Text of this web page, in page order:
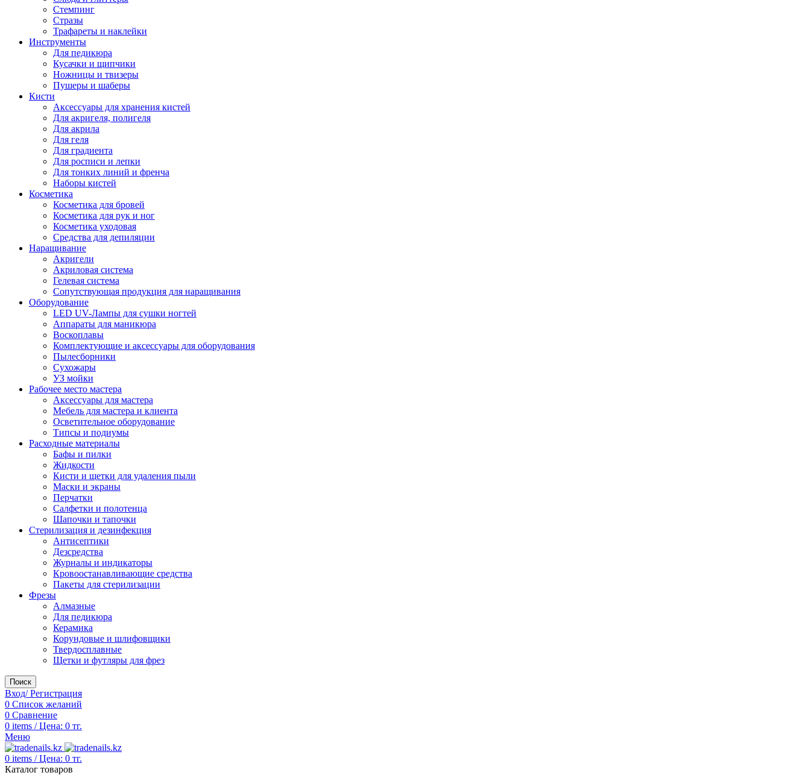
Стемпинг
Стразы
Трафареты и наклейки
Инструменты
Для педикюра
Кусачки и щипчики
Ножницы и твизеры
Пушеры и шаберы
Кисти
Аксессуары для хранения кистей
Для акригеля, полигеля
Для акрила
Для геля
Для градиента
Для росписи и лепки
Для тонких линий и френча
Наборы кистей
Косметика
Косметика для бровей
Косметика для рук и ног
Косметика уходовая
Средства для депиляции
Наращивание
Акригели
Акриловая система
Гелевая система
Сопутствующая продукция для наращивания
Оборудование
LED UV-Лампы для сушки ногтей
Аппараты для маникюра
Воскоплавы
Комплектующие и аксессуары для оборудования
Пылесборники
Сухожары
УЗ мойки
Рабочее место мастера
Аксессуары для мастера
Мебель для мастера и клиента
Осветительное оборудование
Типсы и подиумы
Расходные материалы
Бафы и пилки
Жидкости
Кисти и щетки для удаления пыли
Маски и экраны
Перчатки
Салфетки и полотенца
Шапочки и тапочки
Стерилизация и дезинфекция
Антисептики
Дезсредства
Журналы и индикаторы
Кровоостанавливающие средства
Пакеты для стерилизации
Фрезы
Алмазные
Для педикюра
Керамика
Корундовые и шлифовщики
Твердосплавные
Щетки и футляры для фрез
Поиск
Вход/ Регистрация
0 Список желаний
0 Сравнение
0 items / Цена: 0 тг.
Меню
0 items / Цена: 0 тг.
Каталог товаров